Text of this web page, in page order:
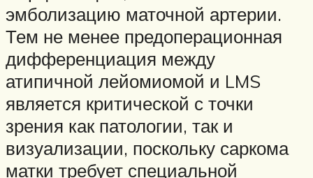
эмболизацию маточной артерии.
Тем не менее предоперационная
дифференциация между
атипичной лейомиомой и LMS
является критической с точки
зрения как патологии, так и
визуализации, поскольку саркома
матки требует специальной